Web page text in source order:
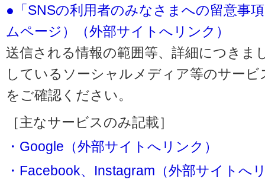
●「SNSの利用者のみなさまへの留意事
ムページ）（外部サイトへリンク）
送信される情報の範囲等、詳細につきま
しているソーシャルメディア等のサー
をご確認ください。
［主なサービスのみ記載］
・Google（外部サイトへリンク）
・Facebook、Instagram（外部サイトへ